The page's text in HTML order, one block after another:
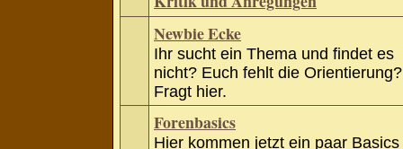
Newbie Ecke
Ihr sucht ein Thema und findet es
nicht? Euch fehlt die Orientierung?
Fragt hier.
Forenbasics
Hier kommen jetzt ein paar Basics